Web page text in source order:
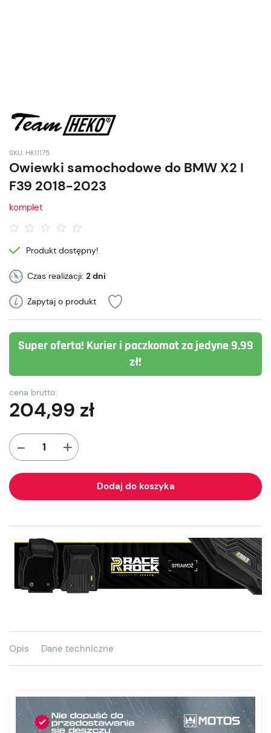
SKU: HK11175
Owiewki samochodowe do BMW X2 I
F39 2018-2023
komplet
Produkt dostępny!
Czas realizacji: 2 dni
Zapytaj o produkt
Super oferta! Kurier i paczkomat za jedyne 9,99
zł!
cena brutto:
204,99 zł
- +
Dodaj do koszyka
Opis Dane techniczne